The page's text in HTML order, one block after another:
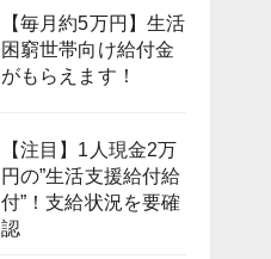
【毎月約5万円】生活
困窮世帯向け給付金
がもらえます！
【注目】1人現金2万
円の”生活支援給付給
付”！支給状況を要確
認